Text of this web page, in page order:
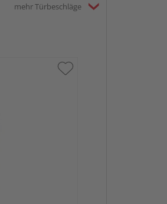
mehr Türbeschläge